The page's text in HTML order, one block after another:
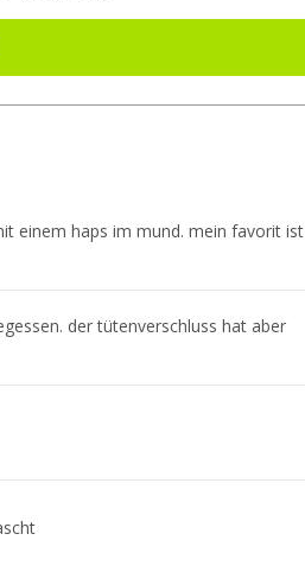
einem haps im mund. mein favorit ist
der tütenverschluss hat aber